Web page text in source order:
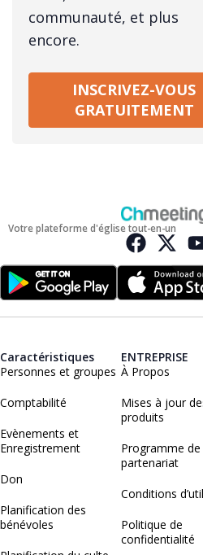
communauté, et plus
encore.
INSCRIVEZ-VOUS
GRATUITEMENT
Votre plateforme d'église tout-en-un
Caractéristiques
Personnes et groupes
Comptabilité
Evènements et
Enregistrement
Don
Planification des
bénévoles
ENTREPRISE
À Propos
Mises à jour
produits
Programme de
partenariat
Conditions
Politique de
confidentialité